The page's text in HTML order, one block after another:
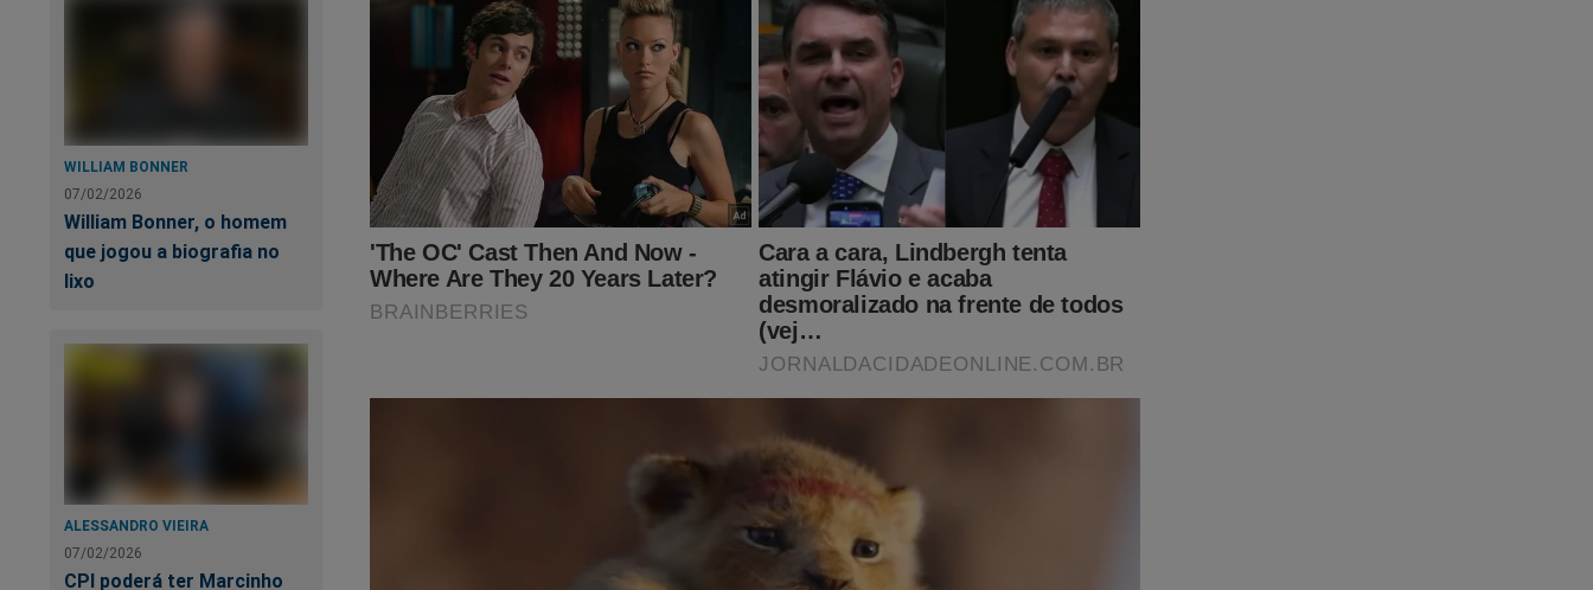
WILLIAM BONNER
07/02/2026
William Bonner, o homem
que jogou a biografia no
lixo
ALESSANDRO VIEIRA
07/02/2026
CPI poderá ter Marcinho
Estamos sobrevivendo graças a ajuda de nossos assinantes e parceiros comerciais. Para
fortalecer a nossa batalha, considere se tornar um
o que lhe dará o direito de
assistir o primeiroPODCASTconservador do Brasil e ter acesso exclusivo ao conteúdo da
Revista A Verdade, onde os "assuntos proibidos" no Brasil são revelados. Para assinar, clique
https://assinante.jornaldacidadeonline.com.br/apresentacao